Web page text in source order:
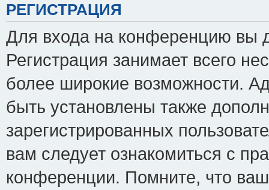
РЕГИСТРАЦИЯ
Для входа на конференцию вы
Регистрация занимает всего
более широкие возможности.
быть установлены также
зарегистрированных
вам следует ознакомиться с
конференции. Помните, что